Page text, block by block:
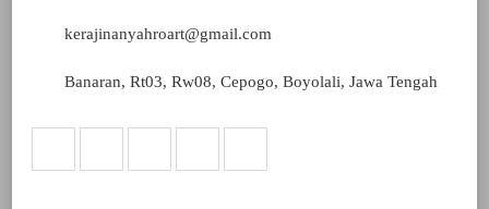
kerajinanyahroart@gmail.com
Banaran, Rt03, Rw08, Cepogo, Boyolali, Jawa Tengah